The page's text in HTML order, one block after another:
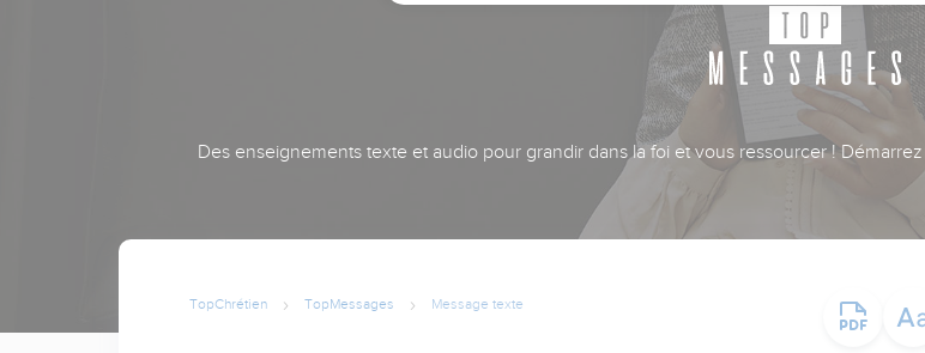
Des enseignements texte et audio pour grandir dans la foi et vous ressourcer !
TopChrétien TopMessages Message texte